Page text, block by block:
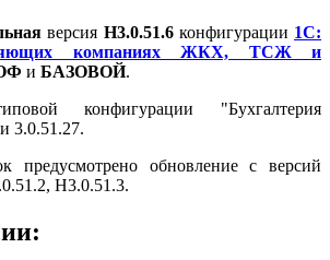
версия Н3.0.51.6конфигурации 1С:
компаниях ЖКХ, ТСЖ и
и БАЗОВОЙ.
конфигурации "Бухгалтерия
3.0.51.27.
предусмотрено обновление с версий
Н3.0.51.3.